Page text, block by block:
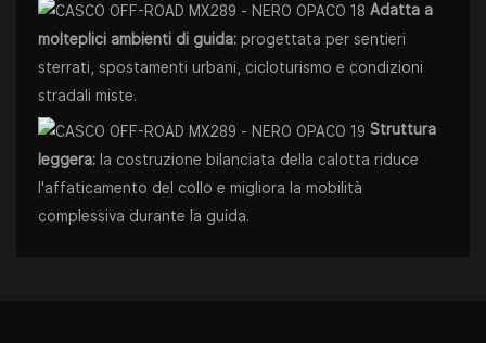
Adatta a
molteplici ambienti di guida: progettata per sentieri
sterrati, spostamenti urbani, cicloturismo e condizioni
stradali miste.
Struttura
leggera: la costruzione bilanciata della calotta riduce
l'affaticamento del collo e migliora la mobilità
complessiva durante la guida.